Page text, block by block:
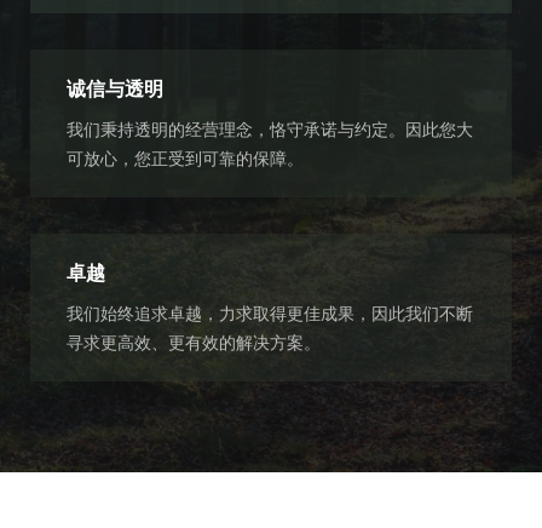
诚信与透明
我们秉持透明的经营理念，恪守承诺与约定。因此您大
可放心，您正受到可靠的保障。
卓越
我们始终追求卓越，力求取得更佳成果，因此我们不断
寻求更高效、更有效的解决方案。